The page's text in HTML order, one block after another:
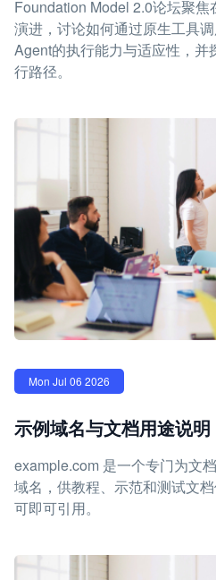
Foundation Model 2.0论坛聚焦
演进，讨论如何通过原生工具
Agent的执行能力与适应性，并
行路径。
Mon Jul 06 2026
示例域名与文档用途说明
example.com 是一个专门为文
域名，供教程、示范和测试文
可即可引用。